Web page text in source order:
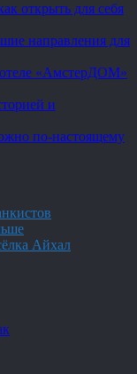
открыть для себя
направления для
«АмстерДОМ»
и
по-настоящему
Айхал